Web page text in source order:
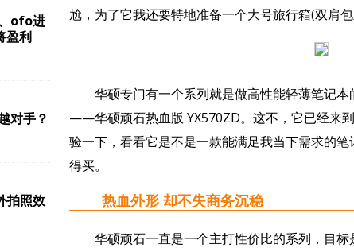
尬，为了它我还要特地准备一个大号旅行箱(双肩
华硕专门有一个系列就是做高性能轻薄笔记本
——华硕顽石热血版 YX570ZD。这不，它已经来
验一下，看看它是不是一款能满足我当下需求的
得买。
热血外形 却不失商务沉稳
华硕顽石一直是一个主打性价比的系列，目标
ofo进
盈利
对手？
拍照效